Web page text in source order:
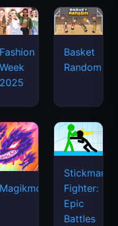
Fashion
Week
2025
Basket
Random
Magikmon
Stickman
Fighter:
Epic
Battles